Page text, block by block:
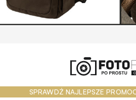
SPRAWDŹ NAJLEPSZE